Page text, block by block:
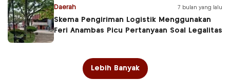
Daerah 7 bulan yang lalu
Skema Pengiriman Logistik Menggunakan
Feri Anambas Picu Pertanyaan Soal Legalitas
Lebih Banyak